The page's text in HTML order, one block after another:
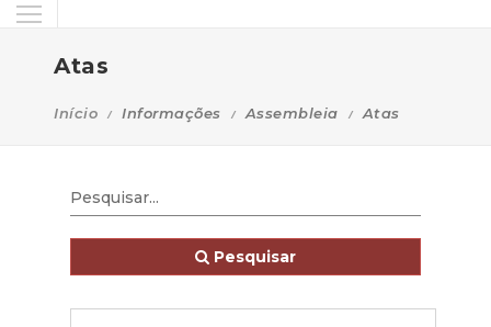
Atas
Início Informações Assembleia Atas
Pesquisar